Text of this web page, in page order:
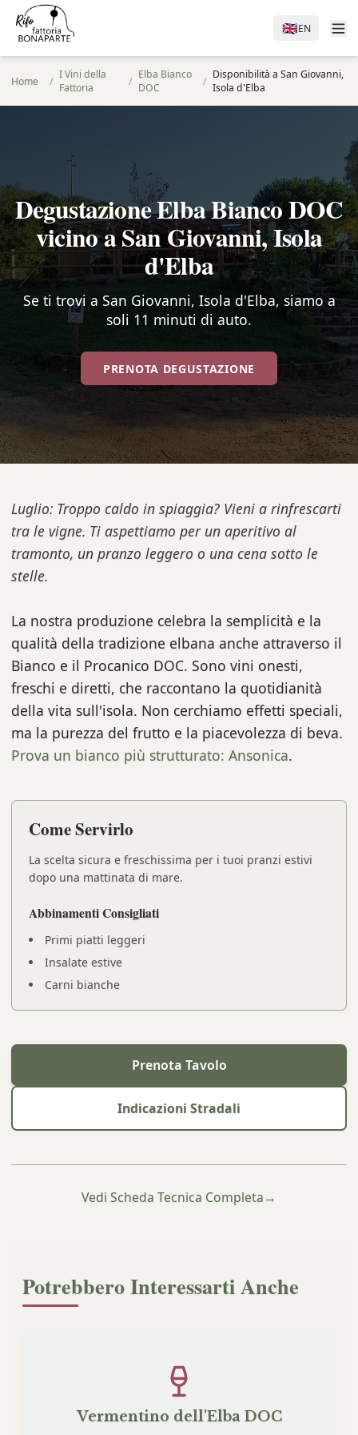
🇬🇧EN
Home / I Vini della
Fattoria
/ Elba Bianco
DOC
/ Disponibilità a San Giovanni,
Isola d'Elba
Degustazione Elba Bianco DOC
vicino a San Giovanni, Isola
d'Elba
Se ti trovi a San Giovanni, Isola d'Elba, siamo a
soli 11 minuti di auto.
PRENOTA DEGUSTAZIONE
Luglio: Troppo caldo in spiaggia? Vieni a rinfrescarti
tra le vigne. Ti aspettiamo per un aperitivo al
tramonto, un pranzo leggero o una cena sotto le
stelle.
La nostra produzione celebra la semplicità e la
qualità della tradizione elbana anche attraverso il
Bianco e il Procanico DOC. Sono vini onesti,
freschi e diretti, che raccontano la quotidianità
della vita sull'isola. Non cerchiamo effetti speciali,
ma la purezza del frutto e la piacevolezza di beva.
Prova un bianco più strutturato: Ansonica.
Come Servirlo
La scelta sicura e freschissima per i tuoi pranzi estivi
dopo una mattinata di mare.
Abbinamenti Consigliati
Primi piatti leggeri
Insalate estive
Carni bianche
Prenota Tavolo
Indicazioni Stradali
Vedi Scheda Tecnica Completa→
Potrebbero Interessarti Anche
Vermentino dell'Elba DOC